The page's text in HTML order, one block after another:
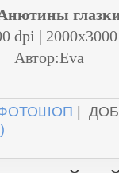
dpi |
Автор:Eva
|